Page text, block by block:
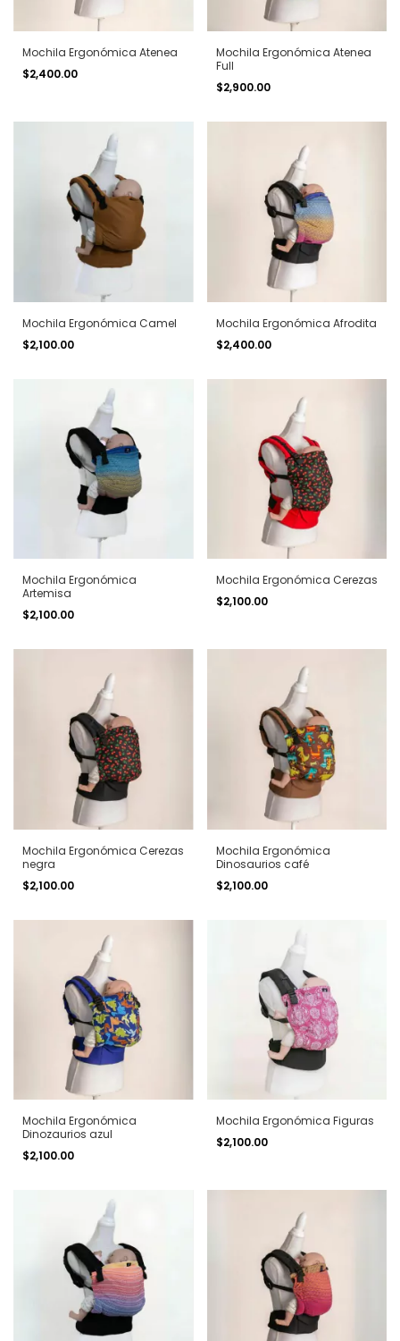
Mochila Ergonómica Atenea
$2,400.00
Mochila Ergonómica Atenea
Full
$2,900.00
Mochila Ergonómica Camel
$2,100.00
Mochila Ergonómica Afrodita
$2,400.00
Mochila Ergonómica
Artemisa
$2,100.00
Mochila Ergonómica Cerezas
$2,100.00
Mochila Ergonómica Cerezas
negra
$2,100.00
Mochila Ergonómica
Dinosaurios café
$2,100.00
Mochila Ergonómica
Dinozaurios azul
$2,100.00
Mochila Ergonómica Figuras
$2,100.00